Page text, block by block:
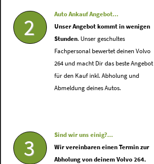
2
Auto Ankauf Angebot...
Unser Angebot kommt in wenigen
Stunden. Unser geschultes
Fachpersonal bewertet deinen Volvo
264 und macht Dir das beste Angebot
für den Kauf inkl. Abholung und
Abmeldung deines Autos.
3
Sind wir uns einig?...
Wir vereinbaren einen Termin zur
Abholung von deinem Volvo 264.